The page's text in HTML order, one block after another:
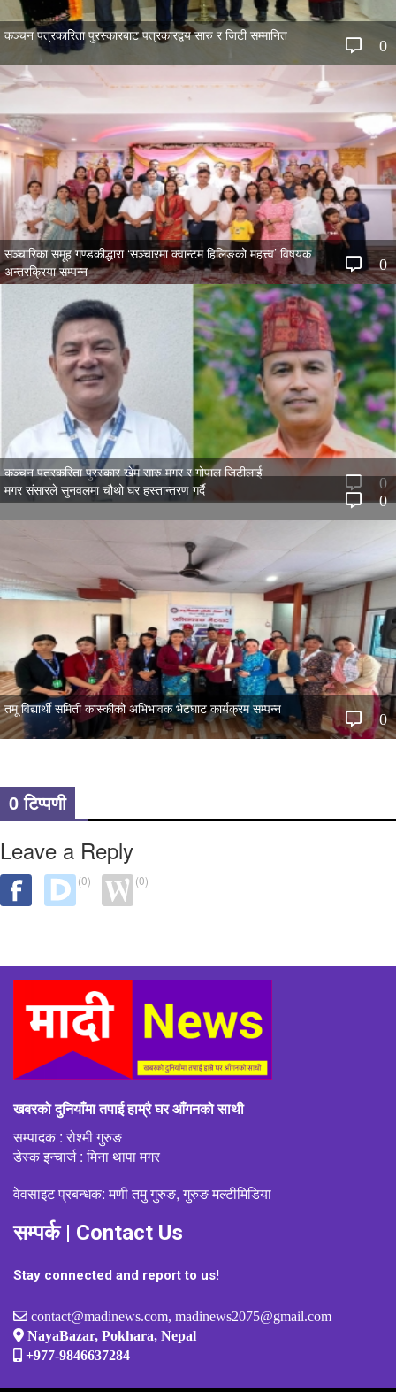
0
कञ्चन पत्रकारिता पुरस्कारबाट पत्रकारद्वय सारु र जिटी सम्मानित
0
सञ्चारिका समूह गण्डकीद्धारा ‘सञ्चारमा क्वान्टम हिलिङको महत्त्व’ विषयक
अन्तरक्रिया सम्पन्न
0
कञ्चन पत्रकरिता पुरस्कार खेम सारु मगर र गोपाल जिटीलाई
0
मगर संसारले सुनवलमा चौथो घर हस्तान्तरण गर्दै
0
तमू विद्यार्थी समिती कास्कीको अभिभावक भेटघाट कार्यक्रम सम्पन्न
0 टिप्पणी
Leave a Reply
(0) (0)
खबरको दुनियाँमा तपाई हाम्रै घर आँगनको साथी
सम्पादक : रोश्मी गुरुङ
डेस्क इन्चार्ज : मिना थापा मगर
वेवसाइट प्रबन्धक: मणी तमु गुरुङ, गुरुङ मल्टीमिडिया
सम्पर्क | Contact Us
Stay connected and report to us!
contact@madinews.com, madinews2075@gmail.com
NayaBazar, Pokhara, Nepal
+977-9846637284